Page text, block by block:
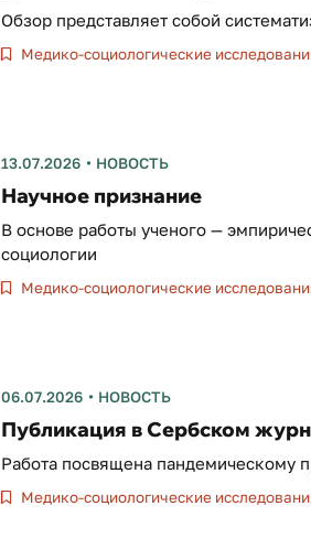
Обзор представляет собой
Медико-социологические
13.07.2026 НОВОСТЬ
Научное признание
В основе работы ученого —
социологии
Медико-социологические
06.07.2026 НОВОСТЬ
Публикация в Сербском
Работа посвящена пандемическому
Медико-социологические